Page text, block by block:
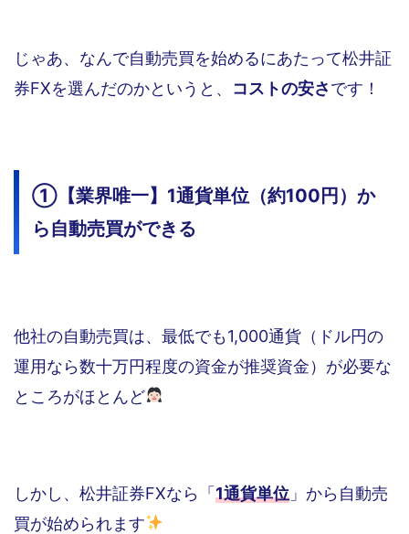
じゃあ、なんで自動売買を始めるにあたって松井証
券FXを選んだのかというと、 コストの安さです！
①【業界唯一】1通貨単位（約100円）か
ら自動売買ができる
他社の自動売買は、最低でも1,000通貨（ドル円の
運用なら数十万円程度の資金が推奨資金）が必要な
ところがほとんど
しかし、松井証券FXなら「1通貨単位 」から自動売
買が始められます